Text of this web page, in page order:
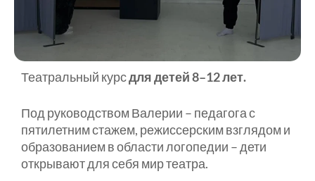
Театральный курсдля детей 8–12 лет.
Под руководством Валерии – педагога с
пятилетним стажем, режиссерским взглядом и
образованием в области логопедии – дети
открывают для себя мир театра.